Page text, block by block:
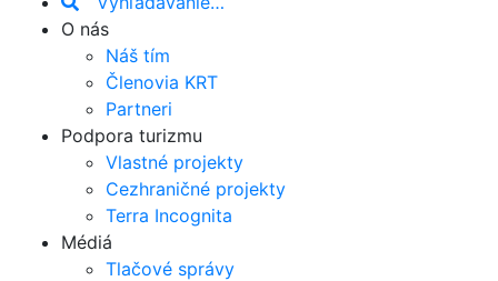
O nás
Náš tím
Členovia KRT
Partneri
Podpora turizmu
Vlastné projekty
Cezhraničné projekty
Terra Incognita
Médiá
Tlačové správy